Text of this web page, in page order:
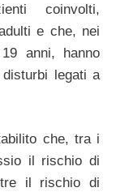
coinvolti,
e che, nei
anni, hanno
legati a
che, tra i
il rischio di
il rischio di